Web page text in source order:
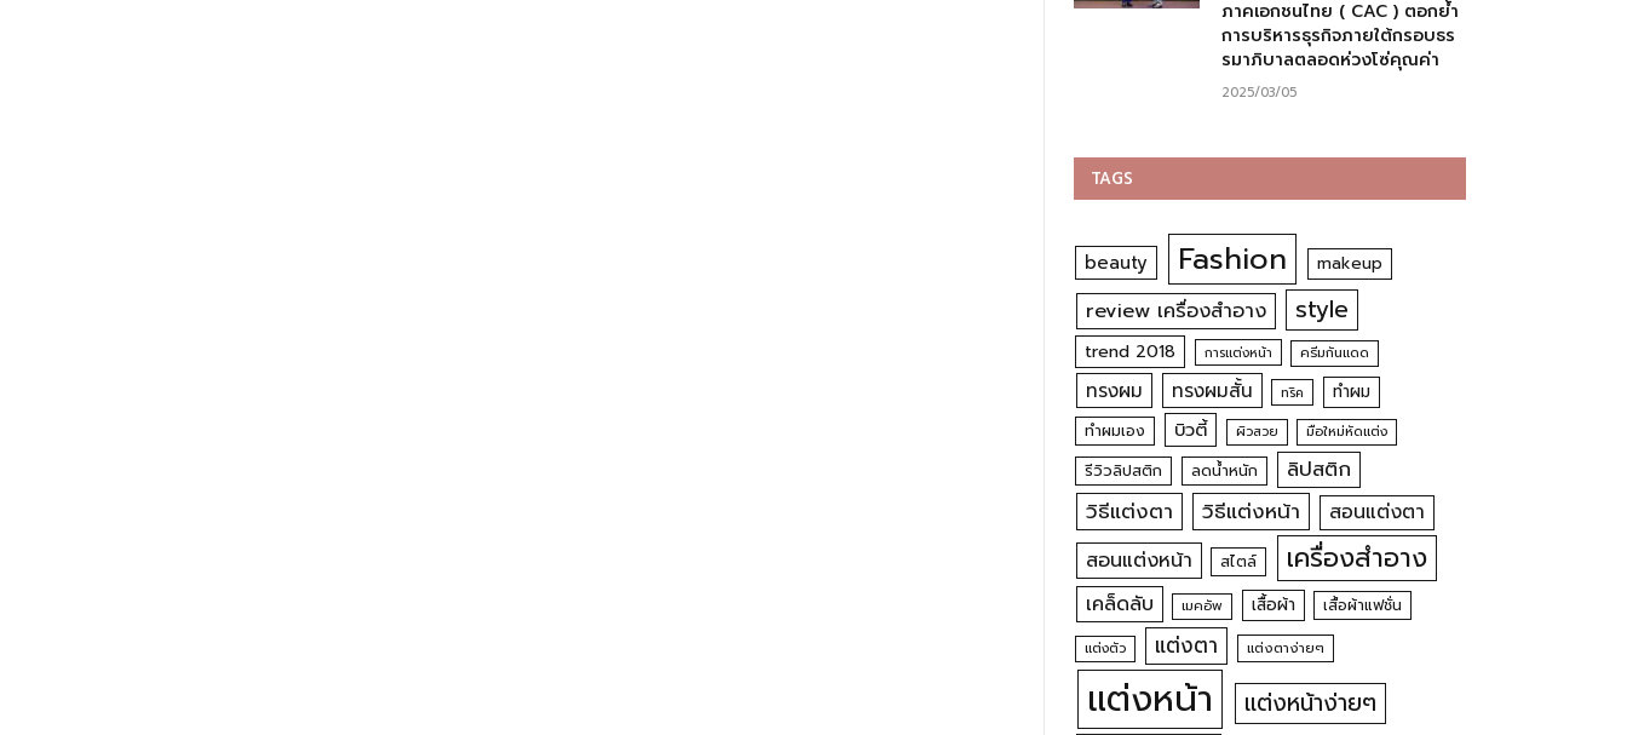
ภาคเอกชนไทย ( CAC ) ตอกย้ำ
การบริหารธุรกิจภายใต้กรอบธร
รมาภิบาลตลอดห่วงโซ่คุณค่า
2025/03/05
TAGS
beauty Fashion makeup
review เครื่องสำอาง style
trend 2018 การแต่งหน้า ครีมกันแดด
ทรงผม ทรงผมสั้น ทริค ทำผม
ทำผมเอง บิวตี้ ผิวสวย มือใหม่หัดแต่ง
รีวิวลิปสติก ลดน้ำหนัก ลิปสติก
วิธีแต่งตา วิธีแต่งหน้า สอนแต่งตา
สอนแต่งหน้า สไตล์ เครื่องสำอาง
เคล็ดลับ เมคอัพ เสื้อผ้า เสื้อผ้าแฟชั่น
แต่งตัว แต่งตา แต่งตาง่ายๆ
แต่งหน้า แต่งหน้าง่ายๆ